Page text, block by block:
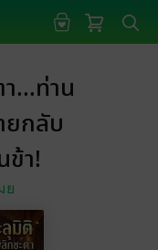
...ท่าน
กลับ
ข้า!
ย